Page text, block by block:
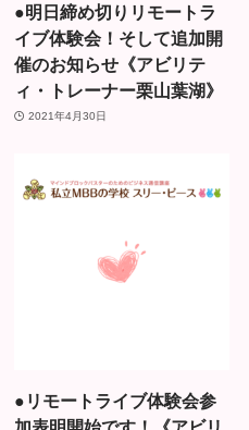
●明日締め切りリモートラ
イブ体験会！そして追加開
催のお知らせ《アビリテ
ィ・トレーナー栗山葉湖》
2021年4月30日
●リモートライブ体験会参